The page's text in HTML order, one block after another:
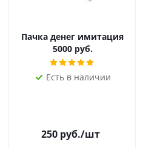
Пачка денег имитация
5000 руб.
Есть в наличии
250руб./шт